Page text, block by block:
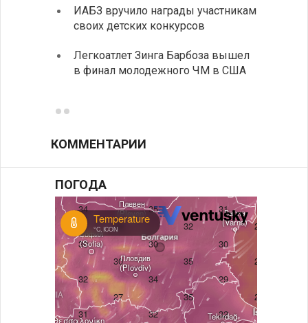
ИАБЗ вручило награды участникам
своих детских конкурсов
Легкоатлет Зинга Барбоза вышел
в финал молодежного ЧМ в США
КОММЕНТАРИИ
ПОГОДА